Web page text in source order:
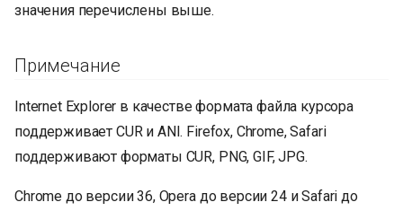
значения перечислены выше.
Примечание
Internet Explorer в качестве формата файла курсора
поддерживает CUR и ANI. Firefox, Chrome, Safari
поддерживают форматы CUR, PNG, GIF, JPG.
Chrome до версии 36, Opera до версии 24 и Safari до